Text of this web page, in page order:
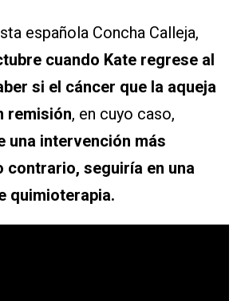
española Concha Calleja,
cuando Kate regrese al
si el cáncer que la aqueja
remisión, en cuyo caso,
una intervención más
contrario, seguiría en una
quimioterapia.